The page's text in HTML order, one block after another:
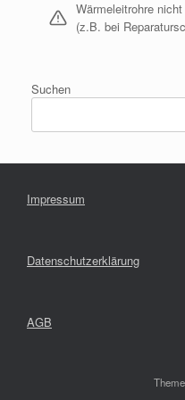
Wärmeleitrohre
(z.B. bei
Suchen
Impressum
Datenschutzerklärung
AGB